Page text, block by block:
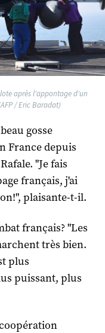
après l'appontage d'un
/ Eric Baradat)
gosse
France depuis
"Je fais
français, j'ai
plaisante-t-il.
français? "Les
très bien.
plus
puissant, plus